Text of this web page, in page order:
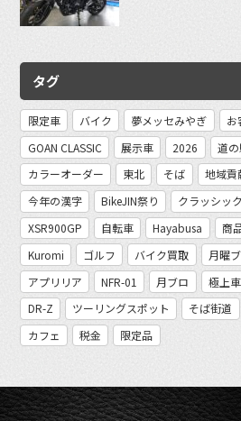
タグ
限定車 バイク 夢メッセみやぎ お
GOAN CLASSIC
展示車 2026 道
カラーオーダー
東北 そば 地域貢
今年の漢字
BikeJIN祭り クラッシッ
XSR900GP
自転車 Hayabusa 商
Kuromi
ゴルフ バイク買取 月曜
アプリリア
NFR-01 月ブロ 極上車
DR-Z
ツーリングスポット そば街道
カフェ
税金 限定品